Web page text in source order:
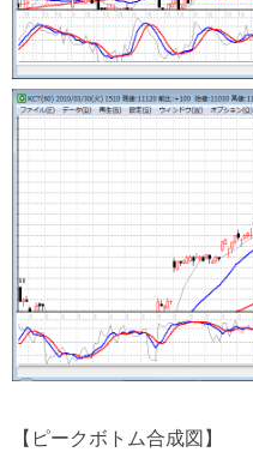
【ピークボトム合成図】